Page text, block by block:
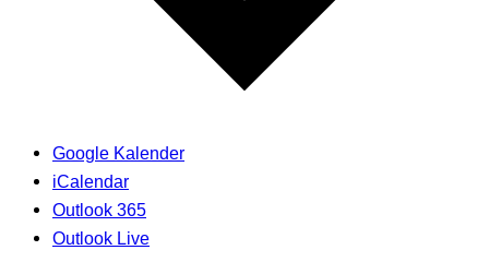
Google Kalender
iCalendar
Outlook 365
Outlook Live